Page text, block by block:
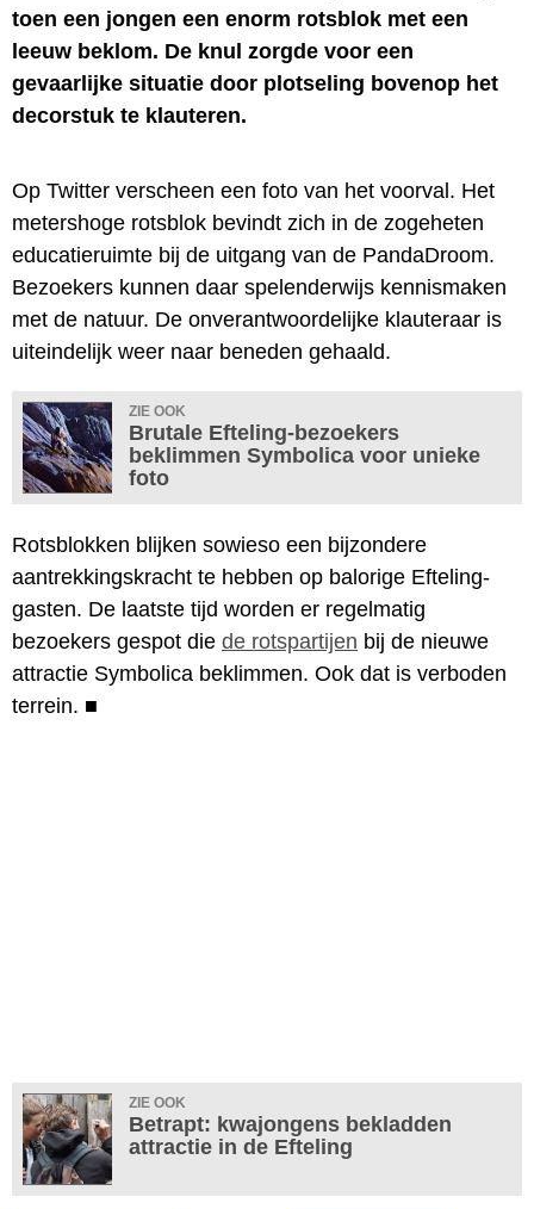
toen een jongen een enorm rotsblok met een
leeuw beklom. De knul zorgde voor een
gevaarlijke situatie door plotseling bovenop het
decorstuk te klauteren.
Op Twitter verscheen een foto van het voorval. Het
metershoge rotsblok bevindt zich in de zogeheten
educatieruimte bij de uitgang van de PandaDroom.
Bezoekers kunnen daar spelenderwijs kennismaken
met de natuur. De onverantwoordelijke klauteraar is
uiteindelijk weer naar beneden gehaald.
ZIE OOK
Brutale Efteling-bezoekers
beklimmen Symbolica voor unieke
foto
Rotsblokken blijken sowieso een bijzondere
aantrekkingskracht te hebben op balorige Efteling-
gasten. De laatste tijd worden er regelmatig
bezoekers gespot die de rotspartijen bij de nieuwe
attractie Symbolica beklimmen. Ook dat is verboden
terrein. ■
ZIE OOK
Betrapt: kwajongens bekladden
attractie in de Efteling